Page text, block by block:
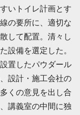
いトイレ計画とす
の要所に、適切な
して配置。清々し
設備を選定した。
置したパウダール
設計・施工会社の
くの意見を出し合
講義室の中間に独